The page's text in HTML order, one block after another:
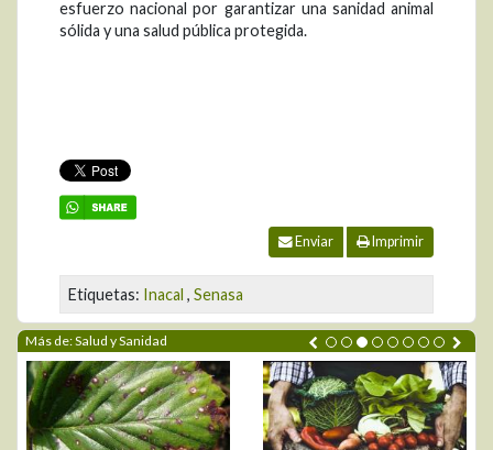
esfuerzo nacional por garantizar una sanidad animal
sólida y una salud pública protegida.
Enviar Imprimir
Etiquetas: Inacal , Senasa
Más de: Salud y Sanidad